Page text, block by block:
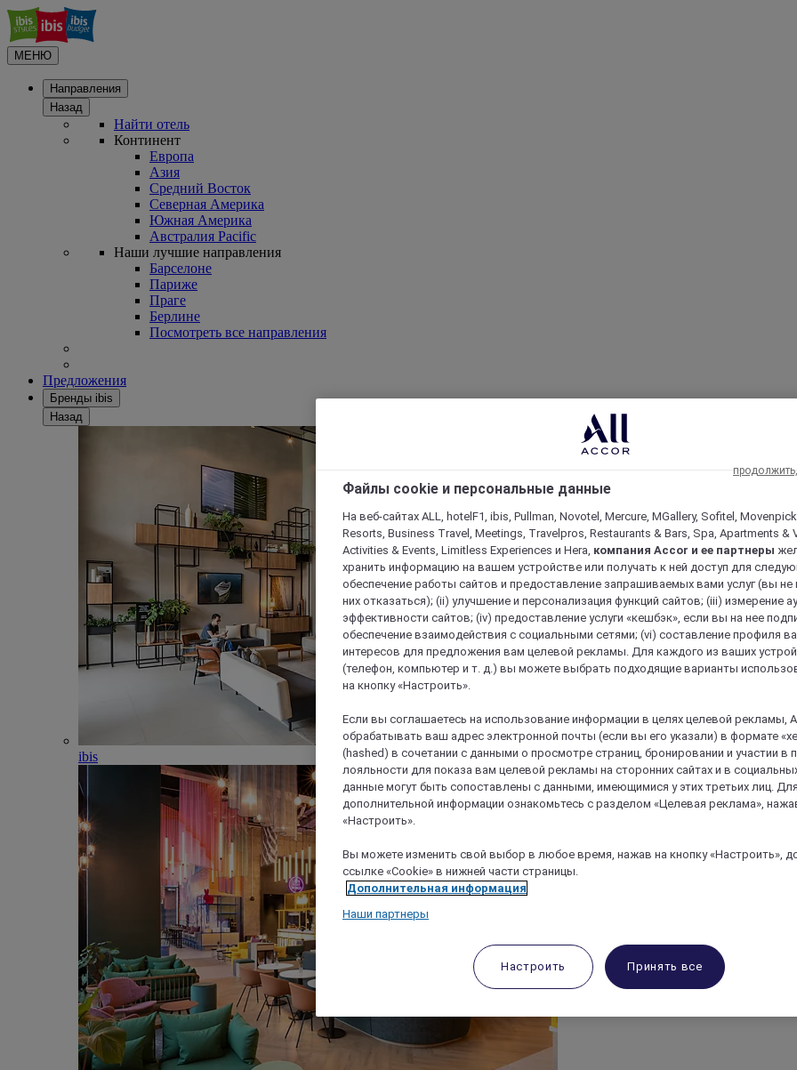
МЕНЮ
Направления
Назад
Найти отель
Континент
Европа
Азия
Средний Восток
Северная Америка
Южная Америка
Австралия Pacific
Наши лучшие направления
Барселоне
Париже
Праге
Берлине
Посмотреть все направления
Предложения
Бренды ibis
Назад
ibis
Файлы cookie и персональные данные
На веб-сайтах ALL, hotelF1, ibis, Pullman, Novotel, Mercure, MGallery, Sofitel,
Resorts, Business Travel, Meetings, Travelpros, Restaurants & Bars, Spa, Apartments &
Activities & Events, Limitless Experiences и Hera, компания Accor и ее партнеры
хранить информацию на вашем устройстве или получать к ней доступ для
обеспечение работы сайтов и предоставление запрашиваемых вами услуг (вы
них отказаться); (ii) улучшение и персонализация функций сайтов; (iii) измерение
эффективности сайтов; (iv) предоставление услуги «кешбэк», если вы на нее
обеспечение взаимодействия с социальными сетями; (vi) составление профиля
интересов для предложения вам целевой рекламы. Для каждого из ваших
(телефон, компьютер и т. д.) вы можете выбрать подходящие варианты
на кнопку «Настроить».
Если вы соглашаетесь на использование информации в целях целевой рекламы,
обрабатывать ваш адрес электронной почты (если вы его указали) в формате
(hashed) в сочетании с данными о просмотре страниц, бронировании и участии в
лояльности для показа вам целевой рекламы на сторонних сайтах и в
данные могут быть сопоставлены с данными, имеющимися у этих третьих лиц.
дополнительной информации ознакомьтесь с разделом «Целевая реклама»,
«Настроить».
Вы можете изменить свой выбор в любое время, нажав на кнопку «Настроить»,
ссылке «Cookie» в нижней части страницы.
Дополнительная информация
Наши партнеры
Настроить Принять все